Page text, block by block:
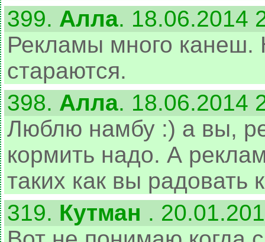
399. Алла. 18.06.2014
Рекламы много канеш.
стараются.
398. Алла. 18.06.2014
Люблю намбу :) а вы,
кормить надо. А
таких как вы радовать
319. Кутман .